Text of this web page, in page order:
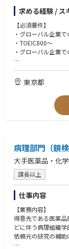
本ポジションでは、
的なグローバル人事
ンバーとしてご活躍
求める経験 / ス
【必須要件】
・グローバル企業
・TOEIC800～
・グローバル企業
【希望要件】
・ヘッドクオータ
経験
・グローバルでの
・グローバルでの
・コンサルタント
東京都
病理部門（鏡検
大手医薬品・化
課長以上
仕事内容
【業務内容】
得意先である医薬
どに伴う病理組織学
依頼元の研究の補助